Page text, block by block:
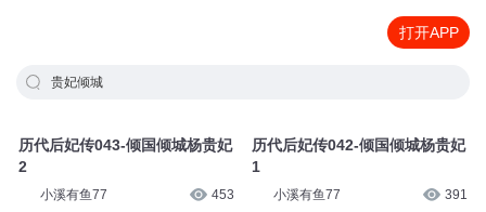
打开APP
贵妃倾城
历代后妃传043-倾国倾城杨贵妃
2
小溪有鱼77 453
历代后妃传042-倾国倾城杨贵妃
1
小溪有鱼77 391